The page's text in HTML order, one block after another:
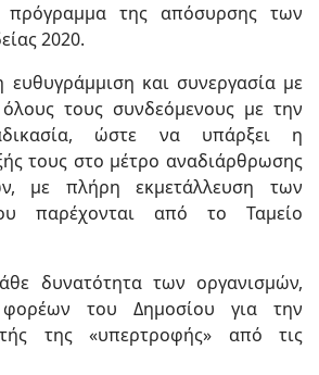
της απόσυρσης των
2020.
ευθυγράμμιση και συνεργασία με
τους συνδεόμενους με την
ώστε να υπάρξει η
τους στο μέτρο αναδιάρθρωσης
με πλήρη εκμετάλλευση των
παρέχονται από το Ταμείο
δυνατότητα των οργανισμών,
του Δημοσίου για την
της «υπερτροφής» από τις